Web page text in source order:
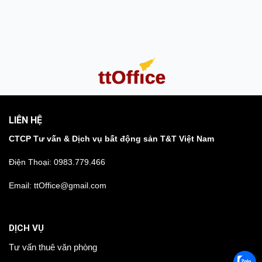
LIÊN HỆ
CTCP Tư vấn & Dịch vụ bất động sản T&T Việt Nam
Điện Thoại: 0983.779.466
Email: ttOffice@gmail.com
DỊCH VỤ
Tư vấn thuê văn phòng